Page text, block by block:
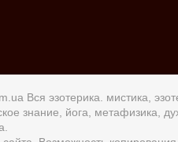
Вся эзотерика. мистика,
знание, йога, метафизика,